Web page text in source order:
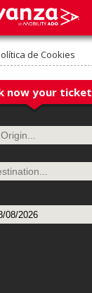
de Cookies
now your ticket